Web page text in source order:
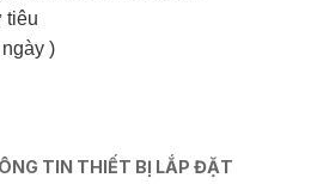
tiêu
)
TIN THIẾT BỊ LẮP ĐẶT